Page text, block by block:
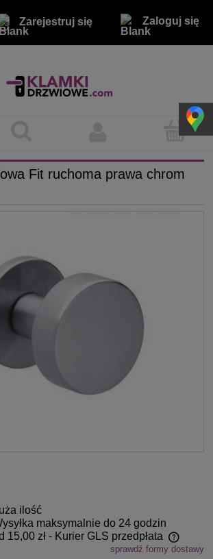
Zarejestruj się Zaloguj się
Fit ruchoma prawa chrom
ilość
maksymalnie do 24 godzin
15,00 zł - Kurier GLS przedpłata
kosztów płatnościsprawdź formy dostawy